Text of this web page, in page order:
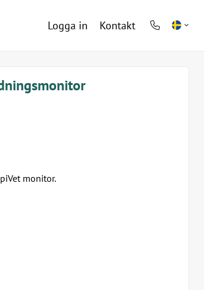
Logga in Kontakt
phone
monitor.